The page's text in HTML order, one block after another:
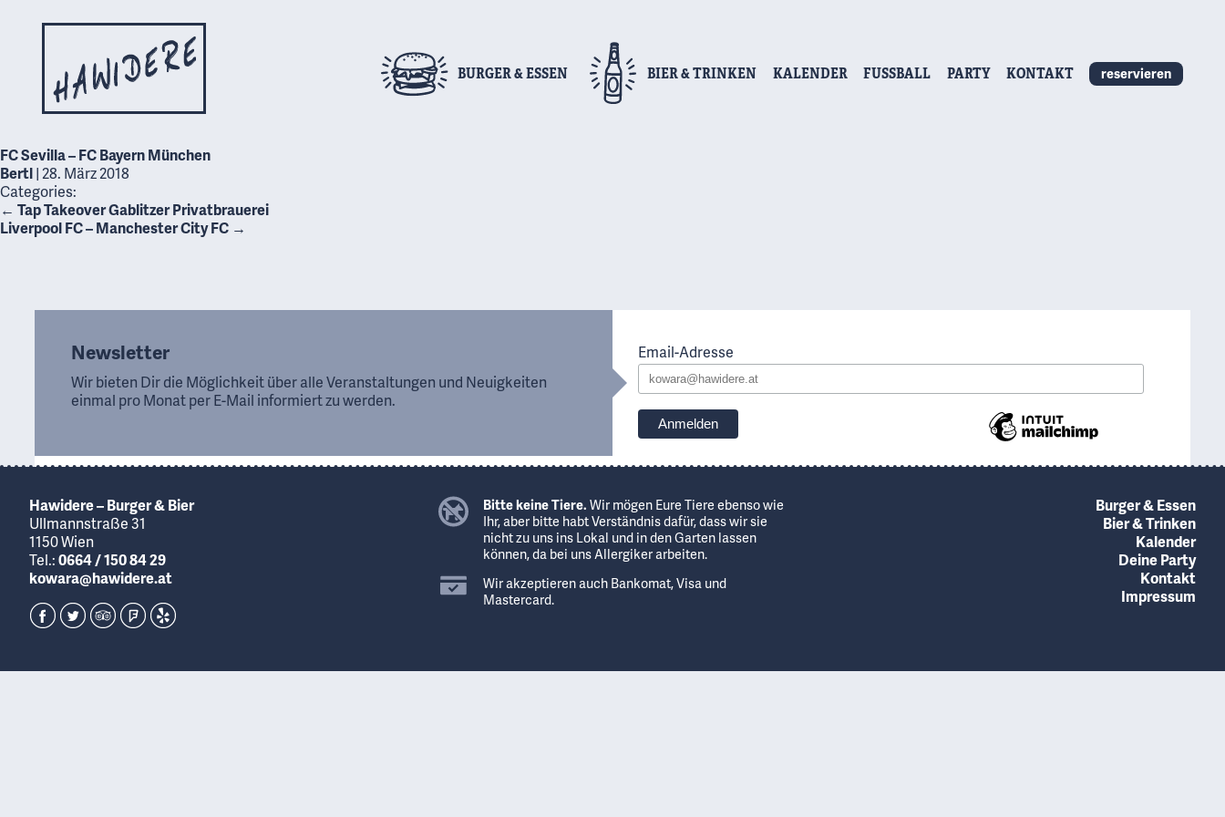
BURGER& ESSEN BIER& TRINKEN KALENDER FUSSBALL PARTY KONTAKT reservieren
FC Sevilla – FC Bayern München
Bertl|28. März 2018
Categories:
← Tap Takeover Gablitzer Privatbrauerei
Liverpool FC – Manchester City FC →
Newsletter
Wir bieten Dir die Möglichkeit über alle Veranstaltungen und Neuigkeiten
einmal pro Monat per E-Mail informiert zu werden.
Email-Adresse
Hawidere – Burger & Bier
Ullmannstraße 31
1150 Wien
Tel.:0664 / 150 84 29
kowara@hawidere.at
Bitte keine Tiere. Wir mögen Eure Tiere ebenso wie
Ihr, aber bitte habt Verständnis dafür, dass wir sie
nicht zu uns ins Lokal und in den Garten lassen
können, da bei uns Allergiker arbeiten.
Wir akzeptieren auch Bankomat, Visa und
Mastercard.
Burger & Essen
Bier & Trinken
Kalender
Deine Party
Kontakt
Impressum